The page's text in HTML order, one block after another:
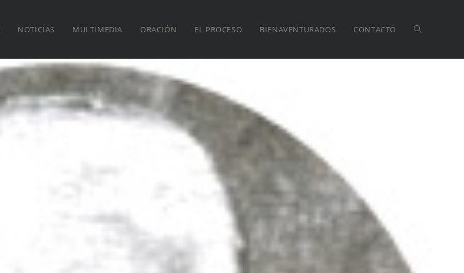
NOTICIAS MULTIMEDIA ORACIÓN EL PROCESO BIENAVENTURADOS CONTACTO